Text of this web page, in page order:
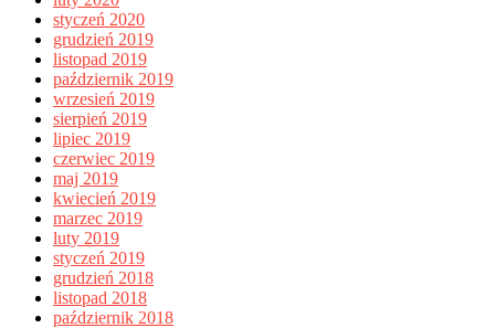
styczeń 2020
grudzień 2019
listopad 2019
październik 2019
wrzesień 2019
sierpień 2019
lipiec 2019
czerwiec 2019
maj 2019
kwiecień 2019
marzec 2019
luty 2019
styczeń 2019
grudzień 2018
listopad 2018
październik 2018